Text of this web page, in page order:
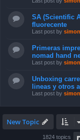
SA (Scientific
fluorecente
Last post by
Primeras
nomad hand
Last post by
Unboxing
lineas y otros
Last post by
New Topic
1824 topics